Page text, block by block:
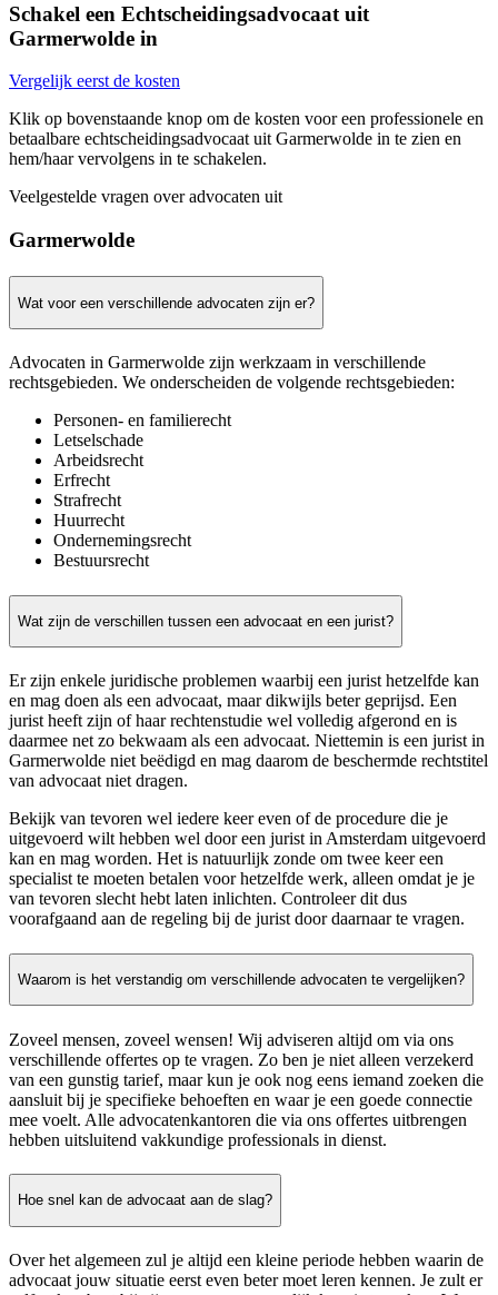
Schakel een Echtscheidingsadvocaat uit
Garmerwolde in
Vergelijk eerst de kosten
Klik op bovenstaande knop om de kosten voor een professionele en
betaalbare echtscheidingsadvocaat uit Garmerwolde in te zien en
hem/haar vervolgens in te schakelen.
Veelgestelde vragen over advocaten uit
Garmerwolde
Wat voor een verschillende advocaten zijn er?
Advocaten in Garmerwolde zijn werkzaam in verschillende
rechtsgebieden. We onderscheiden de volgende rechtsgebieden:
Personen- en familierecht
Letselschade
Arbeidsrecht
Erfrecht
Strafrecht
Huurrecht
Ondernemingsrecht
Bestuursrecht
Wat zijn de verschillen tussen een advocaat en een jurist?
Er zijn enkele juridische problemen waarbij een jurist hetzelfde kan
en mag doen als een advocaat, maar dikwijls beter geprijsd. Een
jurist heeft zijn of haar rechtenstudie wel volledig afgerond en is
daarmee net zo bekwaam als een advocaat. Niettemin is een jurist in
Garmerwolde niet beëdigd en mag daarom de beschermde rechtstitel
van advocaat niet dragen.
Bekijk van tevoren wel iedere keer even of de procedure die je
uitgevoerd wilt hebben wel door een jurist in Amsterdam uitgevoerd
kan en mag worden. Het is natuurlijk zonde om twee keer een
specialist te moeten betalen voor hetzelfde werk, alleen omdat je je
van tevoren slecht hebt laten inlichten. Controleer dit dus
voorafgaand aan de regeling bij de jurist door daarnaar te vragen.
Waarom is het verstandig om verschillende advocaten te vergelijken?
Zoveel mensen, zoveel wensen! Wij adviseren altijd om via ons
verschillende offertes op te vragen. Zo ben je niet alleen verzekerd
van een gunstig tarief, maar kun je ook nog eens iemand zoeken die
aansluit bij je specifieke behoeften en waar je een goede connectie
mee voelt. Alle advocatenkantoren die via ons offertes uitbrengen
hebben uitsluitend vakkundige professionals in dienst.
Hoe snel kan de advocaat aan de slag?
Over het algemeen zul je altijd een kleine periode hebben waarin de
advocaat jouw situatie eerst even beter moet leren kennen. Je zult er